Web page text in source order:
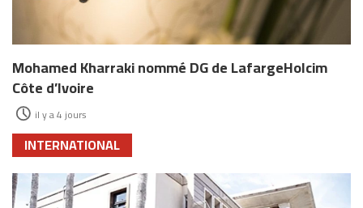
Mohamed Kharraki nommé DG de LafargeHolcim
Côte d’Ivoire
il y a 4 jours
INTERNATIONAL